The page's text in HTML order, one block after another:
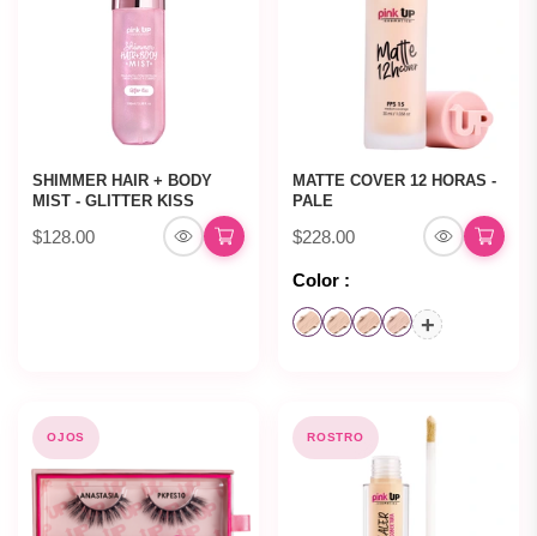
SHIMMER HAIR + BODY
MIST - GLITTER KISS
$128.00
MATTE COVER 12 HORAS -
PALE
$228.00
Color :
+
OJOS ROSTRO